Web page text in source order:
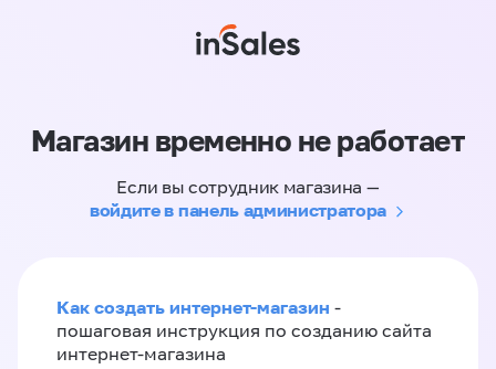
Магазин временно не работает
Если вы сотрудник магазина —
войдите в панель администратора
Как создать интернет-магазин -
пошаговая инструкция по созданию сайта
интернет-магазина